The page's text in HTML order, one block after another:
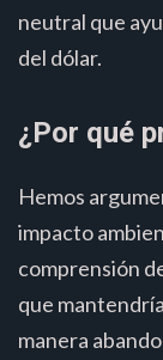
neutral que
del dólar.
¿Por qué
Hemos
impacto
comprensión
que
manera